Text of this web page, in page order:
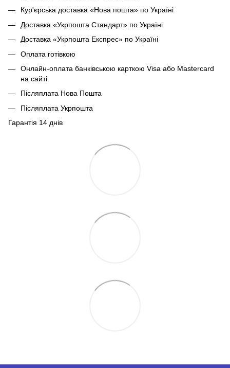
Кур'єрська доставка «Нова пошта» по Україні
Доставка «Укрпошта Стандарт» по Україні
Доставка «Укрпошта Експрес» по Україні
Оплата готівкою
Онлайн-оплата банківською карткою Visa або Mastercard
на сайті
Післяплата Нова Пошта
Післяплата Укрпошта
Гарантія 14 днів